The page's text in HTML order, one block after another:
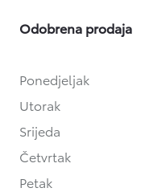
Odobrena prodaja
Ponedjeljak
Utorak
Srijeda
Četvrtak
Petak